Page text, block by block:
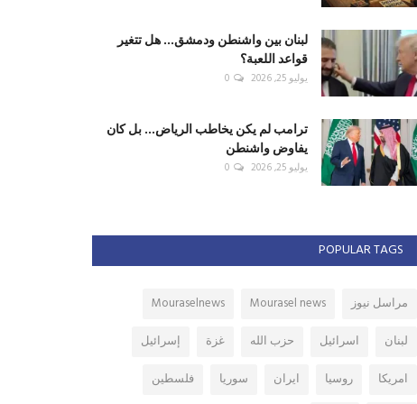
لبنان بين واشنطن ودمشق... هل تتغير
قواعد اللعبة؟
يوليو 25, 2026 0
ترامب لم يكن يخاطب الرياض... بل كان
يفاوض واشنطن
يوليو 25, 2026 0
POPULAR TAGS
مراسل نيوز Mourasel news
Mouraselnews
لبنان
اسرائيل حزب الله غزة
إسرائيل
امريكا
روسيا ايران سوريا
فلسطين